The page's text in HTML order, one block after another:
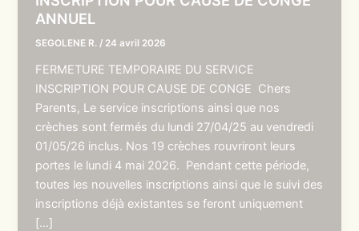
ANNUEL
SEGOLENE R. / 24 avril 2026
FERMETURE TEMPORAIRE DU SERVICE
INSCRIPTION POUR CAUSE DE CONGE Chers
Parents, Le service inscriptions ainsi que nos
crèches sont fermés du lundi 27/04/25 au vendredi
01/05/26 inclus. Nos 19 crèches rouvriront leurs
portes le lundi 4 mai 2026. Pendant cette période,
toutes les nouvelles inscriptions ainsi que le suivi des
inscriptions déjà existantes se feront uniquement
[…]